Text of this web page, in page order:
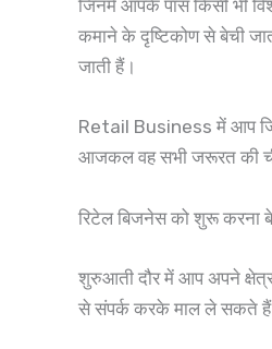
जिनमें आपके पास किसी भी
कमाने के दृष्टिकोण से बेची
जाती हैं।
Retail Business में आप
आजकल वह सभी जरूरत की
रिटेल बिजनेस को शुरू करना
शुरुआती दौर में आप अपने
से संपर्क करके माल ले सकते